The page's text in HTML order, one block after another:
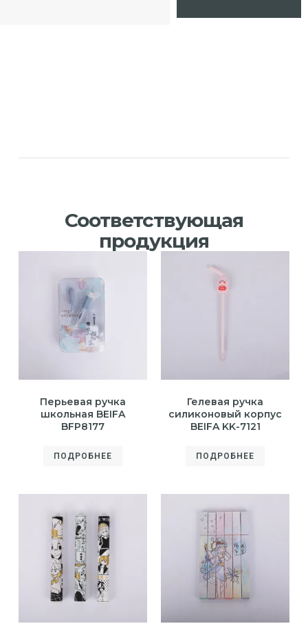
Соответствующая
продукция
Перьевая ручка
школьная BEIFA
BFP8177
ПОДРОБНЕЕ
Гелевая ручка
силиконовый корпус
BEIFA KK-7121
ПОДРОБНЕЕ